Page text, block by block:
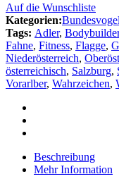
Auf die Wunschliste
Kategorien:Bundesvogel
Tags: Adler, Bodybuilder
Fahne, Fitness, Flagge,
Niederösterreich,
österreichisch, Salzburg,
Vorarlber, Wahrzeichen,
Beschreibung
Mehr Information